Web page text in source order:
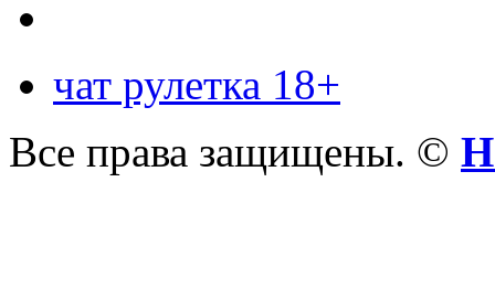
чат рулетка 18+
Все права защищены. ©